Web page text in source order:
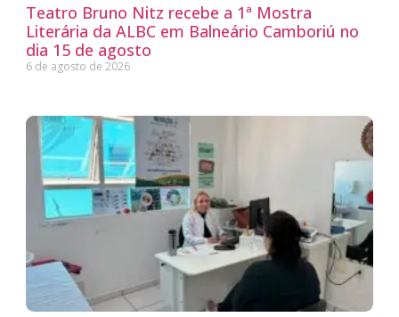
Teatro Bruno Nitz recebe a 1ª Mostra
Literária da ALBC em Balneário Camboriú no
dia 15 de agosto
6 de agosto de 2026